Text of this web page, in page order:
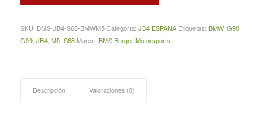
SKU: BMS‑JB4‑S68‑BMWM5 Categoría: JB4 ESPAÑA Etiquetas: BMW, G90,
G99, JB4, M5, S68 Marca: BMS Burger Motorsports
Descripción Valoraciones (0)